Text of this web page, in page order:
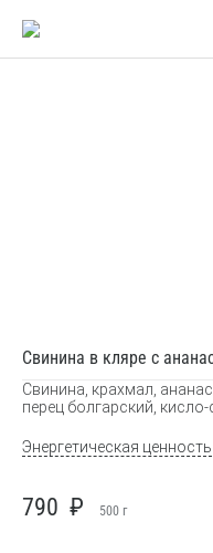
Свинина в кляре с
Свинина, крахмал,
перец болгарский, кисло-
Энергетическая ценность
790 ₽ 500 г